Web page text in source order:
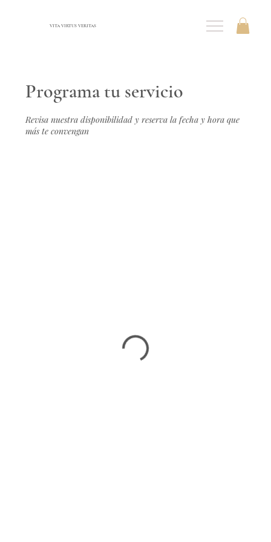
VITA VIRTUS VERITAS
Programa tu servicio
Revisa nuestra disponibilidad y reserva la fecha y hora que
más te convengan